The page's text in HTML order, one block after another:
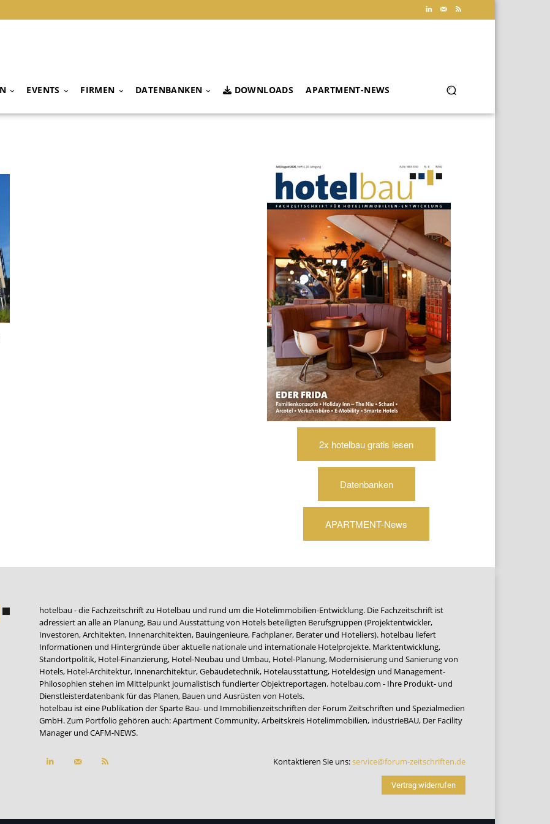
EVENTS FIRMEN DATENBANKEN DOWNLOADS APARTMENT-NEWS
2x hotelbau gratis lesen
Datenbanken
APARTMENT-News
hotelbau - die Fachzeitschrift zu Hotelbau und rund um die Hotelimmobilien-Entwicklung. Die Fachzeitschrift ist
adressiert an alle an Planung, Bau und Ausstattung von Hotels beteiligten Berufsgruppen (Projektentwickler,
Investoren, Architekten, Innenarchitekten, Bauingenieure, Fachplaner, Berater und Hoteliers). hotelbau liefert
Informationen und Hintergründe über aktuelle nationale und internationale Hotelprojekte. Marktentwicklung,
Standortpolitik, Hotel-Finanzierung, Hotel-Neubau und Umbau, Hotel-Planung, Modernisierung und Sanierung von
Hotels, Hotel-Architektur, Innenarchitektur, Gebäudetechnik, Hotelausstattung, Hoteldesign und Management-
Philosophien stehen im Mittelpunkt journalistisch fundierter Objektreportagen. hotelbau.com - Ihre Produkt- und
Dienstleisterdatenbank für das Planen, Bauen und Ausrüsten von Hotels.
hotelbau ist eine Publikation der Sparte Bau- und Immobilienzeitschriften der Forum Zeitschriften und Spezialmedien
GmbH. Zum Portfolio gehören auch:Apartment Community,Arbeitskreis Hotelimmobilien, industrieBAU, Der Facility
Manager und CAFM-NEWS.
Kontaktieren Sie uns:service@forum-zeitschriften.de
Vertrag widerrufen